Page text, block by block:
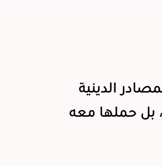
الدينية
بل حملها معه